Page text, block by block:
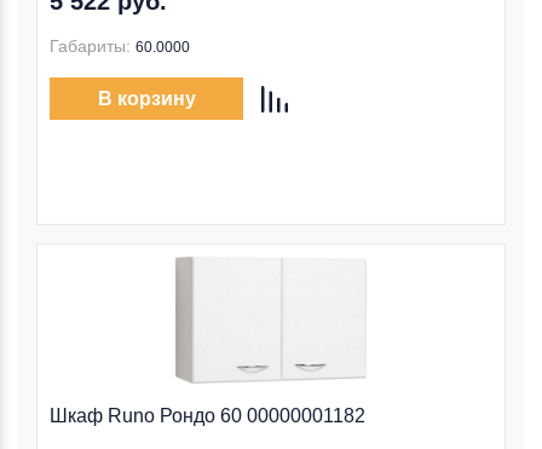
Габариты: 60.0000
В корзину
Шкаф Runo Рондо 60 00000001182